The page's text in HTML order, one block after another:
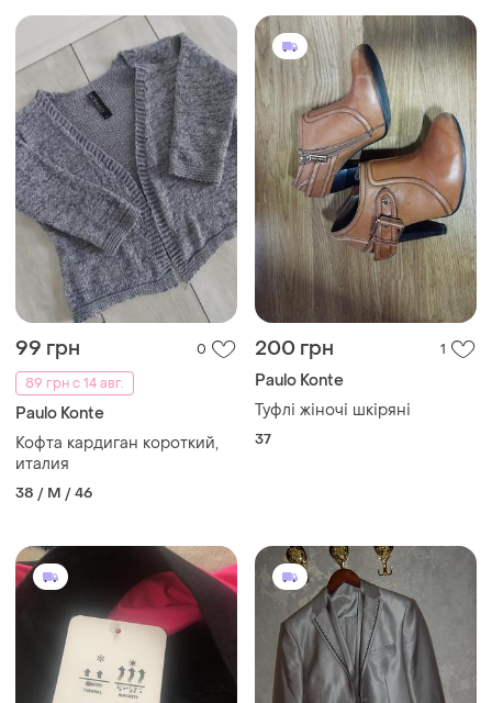
99 грн
0
89 грн с 14 авг.
Paulo Konte
Кофта кардиган короткий,
италия
38 / M / 46
200 грн 1
Paulo Konte
Туфлі жіночі шкіряні
37